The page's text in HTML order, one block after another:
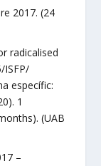
2017. (24
radicalised
ISFP/
específic:
1
(UAB
–